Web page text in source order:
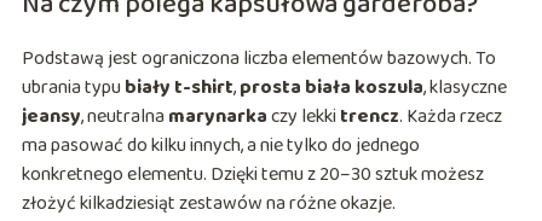
Podstawą jest ograniczona liczba elementów bazowych. To
ubrania typubiały t-shirt,prosta biała koszula, klasyczne
jeansy, neutralna marynarkaczy lekki trencz. Każda rzecz
ma pasować do kilku innych, a nie tylko do jednego
konkretnego elementu. Dzięki temu z 20–30 sztuk możesz
złożyć kilkadziesiąt zestawów na różne okazje.